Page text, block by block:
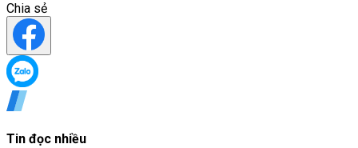
Chia sẻ
Tin đọc nhiều